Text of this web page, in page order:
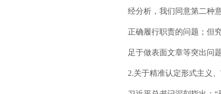
经分析，我们同意第二种
正确履行职责的问题；但
足于做表面文章等突出问
2.关于精准认定形式主义